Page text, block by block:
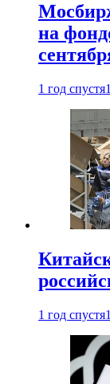
на
1 год спустя
1 год спустя